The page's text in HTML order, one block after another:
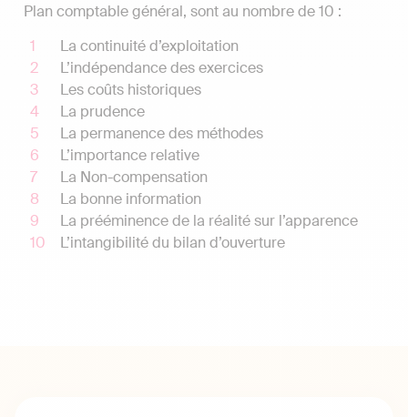
Plan comptable général, sont au nombre de 10 :
La continuité d’exploitation
L’indépendance des exercices
Les coûts historiques
La prudence
La permanence des méthodes
L’importance relative
La Non-compensation
La bonne information
La prééminence de la réalité sur l’apparence
L’intangibilité du bilan d’ouverture